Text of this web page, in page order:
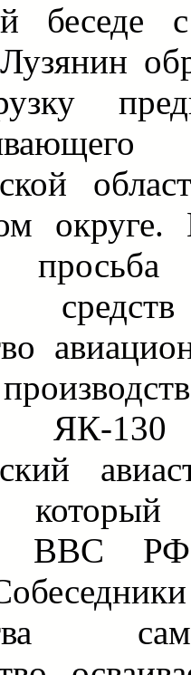
беседе
ЯК-130
ВВС РФ